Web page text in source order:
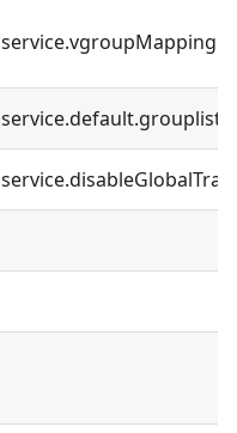
service.default.grouplist